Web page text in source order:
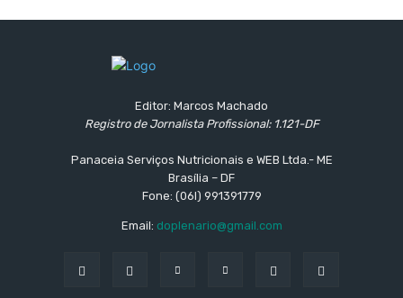
Editor: Marcos Machado
Registro de Jornalista Profissional: 1.121-DF
Panaceia Serviços Nutricionais e WEB Ltda.- ME
Brasília – DF
Fone: (06l) 991391779
Email: doplenario@gmail.com